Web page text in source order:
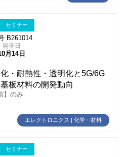
セミナー
B261014
開催日
月14日
・耐熱性・透明化と5G/6G
板材料の開発動向
】のみ
エレクトロニクス | 化学・材料
セミナー